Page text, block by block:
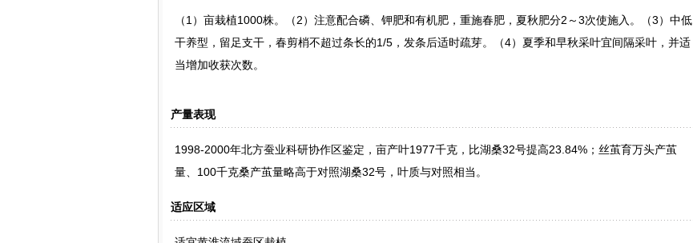
（1）亩栽植1000株。（2）注意配合磷、钾肥和有机肥，重施春肥，夏秋肥分2～3次使施入。（3）中低
干养型，留足支干，春剪梢不超过条长的1/5，发条后适时疏芽。（4）夏季和早秋采叶宜间隔采叶，并适
当增加收获次数。
产量表现
1998-2000年北方蚕业科研协作区鉴定，亩产叶1977千克，比湖桑32号提高23.84%；丝茧育万头产茧
量、100千克桑产茧量略高于对照湖桑32号，叶质与对照相当。
适应区域